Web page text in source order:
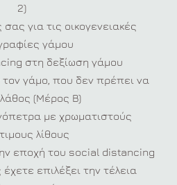
2)
για τις οικογενειακές
γάμου
στη δεξίωση γάμου
γάμο, που δεν πρέπει να
(Μέρος Β)
με χρωματιστούς
λίθους
εποχή του social distancing
επιλέξει την τέλεια